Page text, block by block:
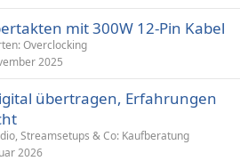
mit 300W 12-Pin Kabel
Overclocking
2025
übertragen, Erfahrungen
Streamsetups & Co: Kaufberatung
2026